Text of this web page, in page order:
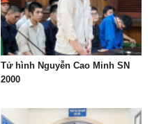
Tử hình Nguyễn Cao Minh SN
2000